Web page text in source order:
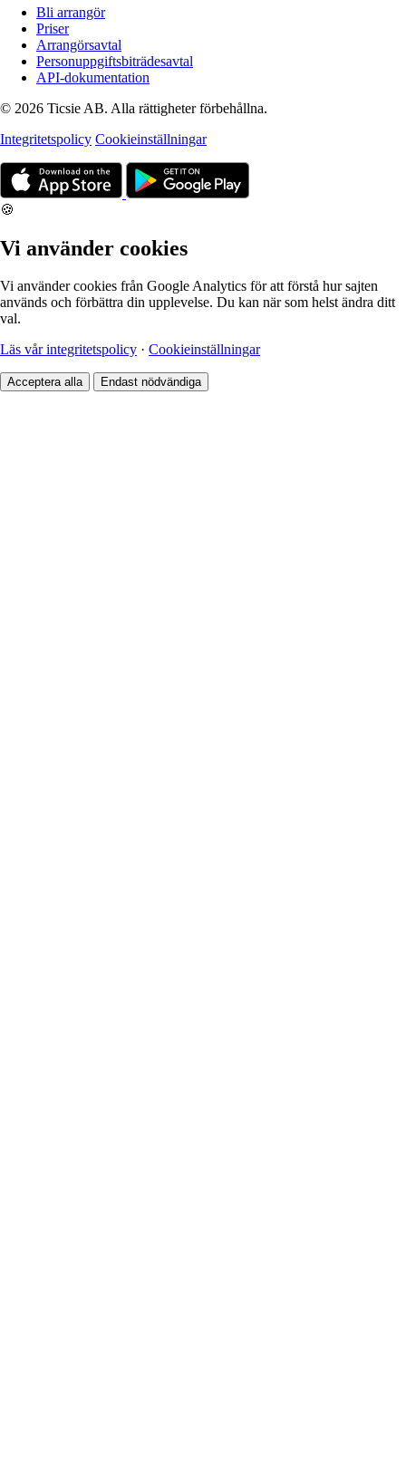
Bli arrangör
Priser
Arrangörsavtal
Personuppgiftsbiträdesavtal
API-dokumentation
© 2026 Ticsie AB. Alla rättigheter förbehållna.
Integritetspolicy Cookieinställningar
🍪
Vi använder cookies
Vi använder cookies från Google Analytics för att förstå hur sajten
används och förbättra din upplevelse. Du kan när som helst ändra ditt
val.
Läs vår integritetspolicy · Cookieinställningar
Acceptera alla Endast nödvändiga